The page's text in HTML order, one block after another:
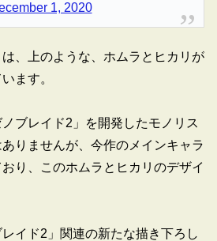
1, 2020
、上のような、ホムラとヒカリが
ます。
ブレイド2」を開発したモノリス
りませんが、今作のメインキャラ
り、このホムラとヒカリのデザイ
イド2」関連の新たな描き下ろし